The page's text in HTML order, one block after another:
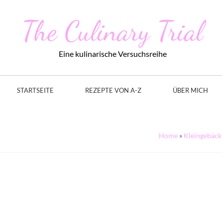
The Culinary Trial
Eine kulinarische Versuchsreihe
STARTSEITE REZEPTE VON A-Z ÜBER MICH
Home » Kleingebäck